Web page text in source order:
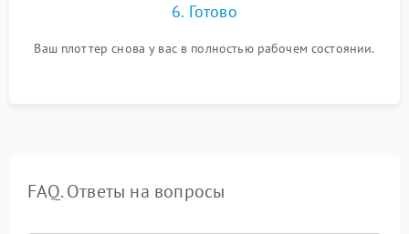
6. Готово
Ваш плоттер снова у вас в полностью рабочем состоянии.
FAQ. Ответы на вопросы